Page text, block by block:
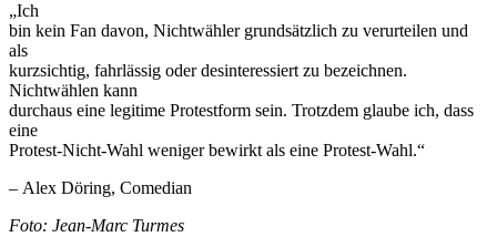
„Ich
bin kein Fan davon, Nichtwähler grundsätzlich zu verurteilen und
als
kurzsichtig, fahrlässig oder desinteressiert zu bezeichnen.
Nichtwählen kann
durchaus eine legitime Protestform sein. Trotzdem glaube ich, dass
eine
Protest-Nicht-Wahl weniger bewirkt als eine Protest-Wahl.“
– Alex Döring, Comedian
Foto: Jean-Marc Turmes